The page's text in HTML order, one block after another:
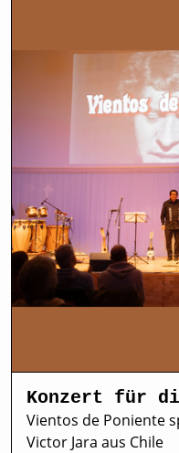
Konzert für
Vientos de Poniente
Victor Jara aus Chile